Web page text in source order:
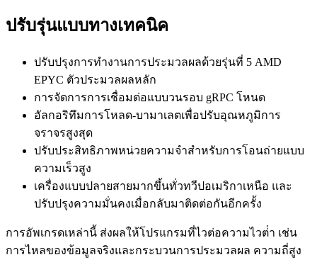
ปรับรุ่นแบบทางเทคนิค
ปรับปรุงการทํางานการประมวลผลด้วยรุ่นที่ 5 AMD
EPYC ตัวประมวลผลหลัก
การจัดการการเชื่อมต่อแบบวนรอบ gRPC โหนด
อัลกอริทึมการโหลด-บามาเลตเพื่อปรับอุณหภูมิการ
จราจรสูงสุด
ปรับประสิทธิภาพหน่วยความจําสําหรับการโอนถ่ายแบบ
ความเร็วสูง
เครื่องแบบปลายสายมากขึ้นทั่วทวีปอเมริกาเหนือ และ
ปรับปรุงความมั่นคงเมื่อกลับมาติดต่อกันอีกครั้ง
การอัพเกรดเหล่านี้ ส่งผลให้โปรแกรมที่ไวต่อความไวต่ํา เช่น
การไหลของข้อมูลจริงและกระบวนการประมวลผล ความถี่สูง